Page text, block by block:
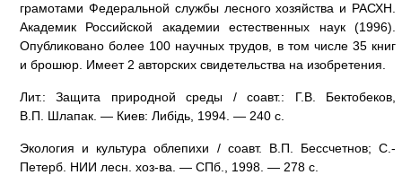
грамотами Федеральной службы лесного хозяйства и РАСХН.
Академик Российской академии естественных наук (1996).
Опубликовано более 100 научных трудов, в том числе 35 книг
и брошюр. Имеет 2 авторских свидетельства на изобретения.
Лит.: Защита природной среды / соавт.: Г.В. Бектобеков,
В.П. Шлапак. — Киев: Либiдь, 1994. — 240 с.
Экология и культура облепихи / соавт. В.П. Бессчетнов; С.-
Петерб. НИИ лесн. хоз-ва. — СПб., 1998. — 278 с.